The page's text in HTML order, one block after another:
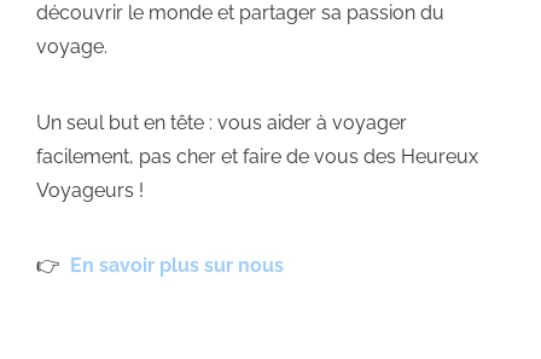
découvrir le monde et partager sa passion du
voyage.
Un seul but en tête : vous aider à voyager
facilement, pas cher et faire de vous des Heureux
Voyageurs !
👉 En savoir plus sur nous